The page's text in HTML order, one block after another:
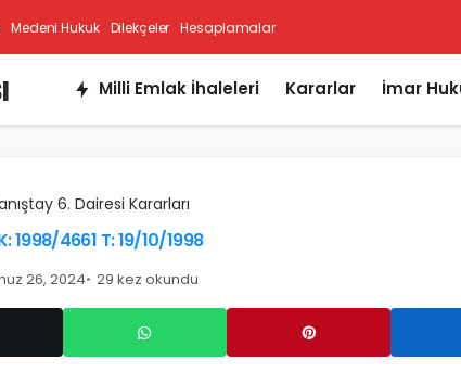
Medeni Hukuk Dilekçeler Hesaplamalar
Milli Emlak İhaleleri Kararlar İmar
6. Dairesi Kararları
1998/4661 T: 19/10/1998
26, 2024 29 kez okundu